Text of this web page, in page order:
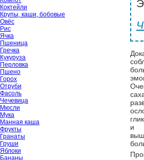
Коктейли
Крупы, каши, бобовые
Овёс
Рис
Ячка
Пшеница
Гречка
Кукуруза
Перловка
Пшено
Горох
Отруби
Фасоль
Чечевица
Мюсли
Мука
Манная каша
Фрукты
Гранаты
Груши
Яблоки
Бананы
и